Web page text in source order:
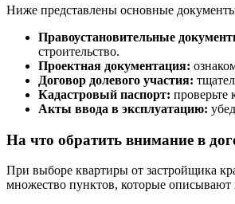
Ниже представлены основные
Правоустановительные
строительство.
Проектная документация:
Договор долевого участия:
Кадастровый паспорт: проверьте
Акты ввода в эксплуатацию:
На что обратить внимание в
При выборе квартиры от застройщика
множество пунктов, которые описывают